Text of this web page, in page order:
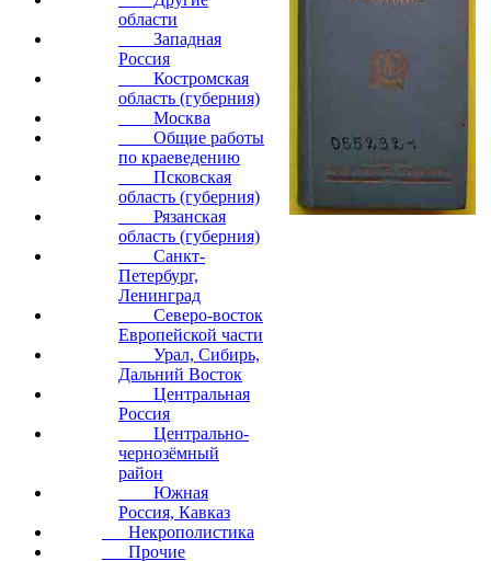
области
Западная
Россия
Костромская
область (губерния)
Москва
Общие работы
по краеведению
Псковская
область (губерния)
Рязанская
область (губерния)
Санкт-
Петербург,
Ленинград
Северо-восток
Европейской части
Урал, Сибирь,
Дальний Восток
Центральная
Россия
Центрально-
чернозёмный
район
Южная
Россия, Кавказ
Некрополистика
Прочие